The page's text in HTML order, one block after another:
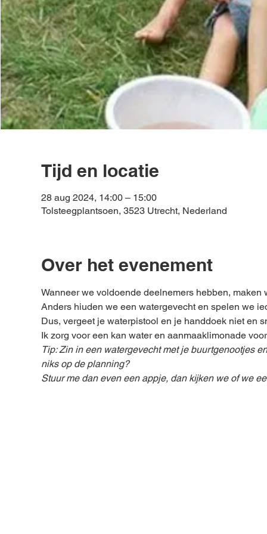
Tijd en locatie
28 aug 2024, 14:00 – 15:00
Tolsteegplantsoen, 3523 Utrecht, Nederland
Over het evenement
Wanneer we voldoende deelnemers hebben,
Anders hiuden we een watergevecht en spelen we
Dus, vergeet je waterpistool en je handdoek niet en
Ik zorg voor een kan water en aanmaaklimonade
Tip: Zin in een watergevecht met je buurtgenootjes
niks op de planning?
Stuur me dan even een appje, dan kijken we of we